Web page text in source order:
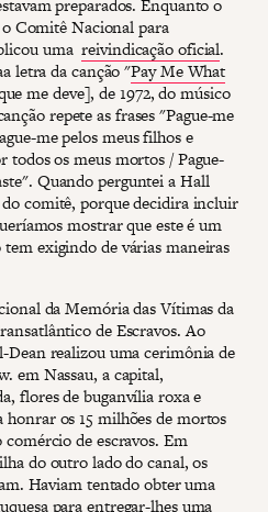
o Comitê Nacional para
umareivindicação oficial.
letra da canção "Pay Me What
me deve], de 1972, do músico
repete as frases "Pague-me
me pelos meus filhos e
todos os meus mortos / Pague-
Quando perguntei a Hall
comitê, porque decidira incluir
mostrar que este é um
exigindo de várias maneiras
da Memória das Vítimas da
de Escravos. Ao
Dean realizou uma cerimônia de
em Nassau, a capital,
flores de buganvília roxa e
honrar os 15 milhões de mortos
de escravos. Em
do outro lado do canal, os
Haviam tentado obter uma
para entregar-lhes uma